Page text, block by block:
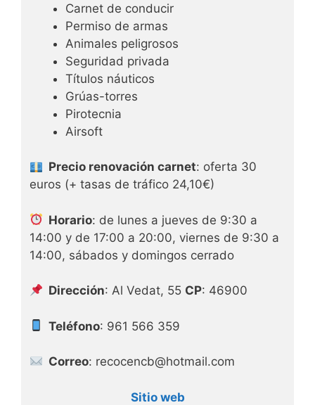
Carnet de conducir
Permiso de armas
Animales peligrosos
Seguridad privada
Títulos náuticos
Grúas-torres
Pirotecnia
Airsoft
Precio renovación carnet: oferta 30
euros (+ tasas de tráfico 24,10€)
Horario: de lunes a jueves de 9:30 a
14:00 y de 17:00 a 20:00, viernes de 9:30 a
14:00, sábados y domingos cerrado
Dirección: Al Vedat, 55 CP: 46900
Teléfono: 961 566 359
Correo: recocencb@hotmail.com
Sitio web